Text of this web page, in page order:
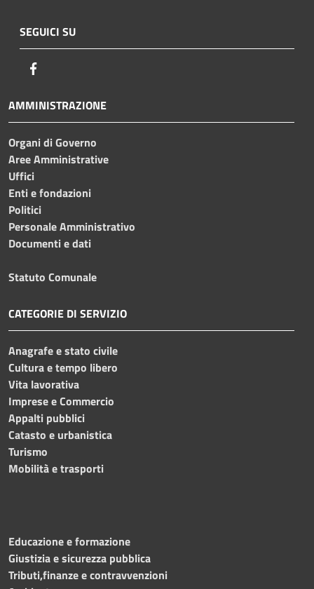
SEGUICI SU
AMMINISTRAZIONE
Organi di Governo
Aree Amministrative
Uffici
Enti e fondazioni
Politici
Personale Amministrativo
Documenti e dati
Statuto Comunale
CATEGORIE DI SERVIZIO
Anagrafe e stato civile
Cultura e tempo libero
Vita lavorativa
Imprese e Commercio
Appalti pubblici
Catasto e urbanistica
Turismo
Mobilità e trasporti
Educazione e formazione
Giustizia e sicurezza pubblica
Tributi,finanze e contravvenzioni